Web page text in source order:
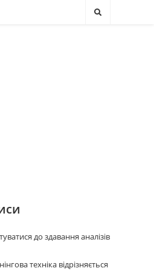
до здавання аналізів
техніка відрізняється